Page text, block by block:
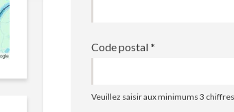
Code postal *
Veuillez saisir aux minimums 3